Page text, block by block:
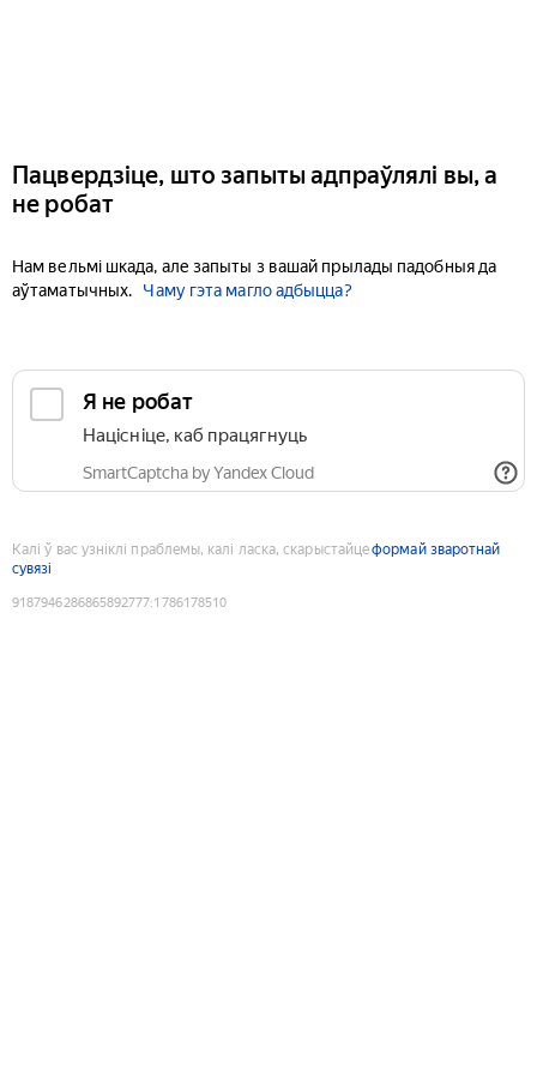
Пацвердзіце, што запыты адпраўлялі вы, а
не робат
Нам вельмі шкада, але запыты з вашай прылады падобныя да
аўтаматычных.
Чаму гэта магло адбыцца?
Я не робат
Націсніце, каб працягнуць
SmartCaptcha by Yandex Cloud
Калі ў вас узніклі праблемы, калі ласка, скарыстайцеформай зваротнай
сувязі
9187946286865892777:1786178510